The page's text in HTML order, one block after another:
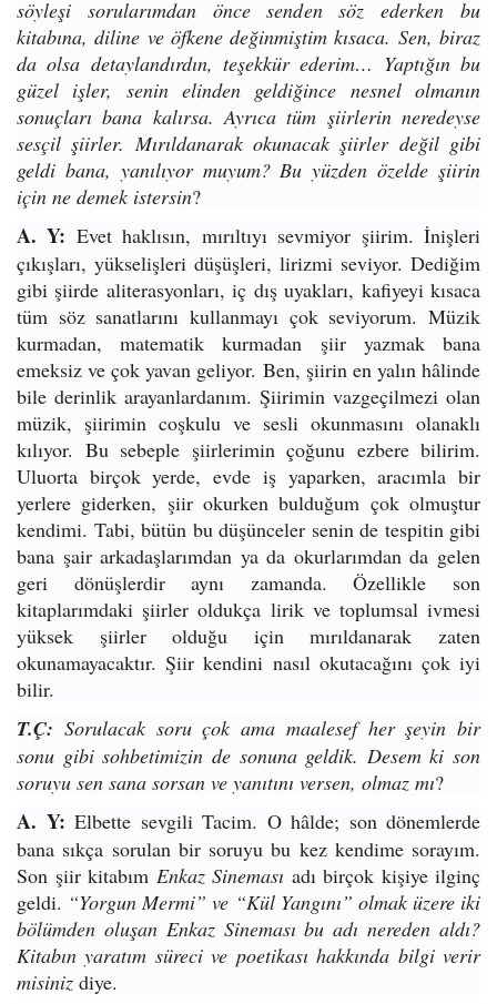
söyleşi sorularımdan önce senden söz ederken bu
kitabına, diline ve öfkene değinmiştim kısaca. Sen, biraz
da olsa detaylandırdın, teşekkür ederim… Yaptığın bu
güzel işler, senin elinden geldiğince nesnel olmanın
sonuçları bana kalırsa. Ayrıca tüm şiirlerin neredeyse
sesçil şiirler. Mırıldanarak okunacak şiirler değil gibi
geldi bana, yanılıyor muyum? Bu yüzden özelde şiirin
için ne demek istersin?
A. Y: Evet haklısın, mırıltıyı sevmiyor şiirim. İnişleri
çıkışları, yükselişleri düşüşleri, lirizmi seviyor. Dediğim
gibi şiirde aliterasyonları, iç dış uyakları, kafiyeyi kısaca
tüm söz sanatlarını kullanmayı çok seviyorum. Müzik
kurmadan, matematik kurmadan şiir yazmak bana
emeksiz ve çok yavan geliyor. Ben, şiirin en yalın hâlinde
bile derinlik arayanlardanım. Şiirimin vazgeçilmezi olan
müzik, şiirimin coşkulu ve sesli okunmasını olanaklı
kılıyor. Bu sebeple şiirlerimin çoğunu ezbere bilirim.
Uluorta birçok yerde, evde iş yaparken, aracımla bir
yerlere giderken, şiir okurken bulduğum çok olmuştur
kendimi. Tabi, bütün bu düşünceler senin de tespitin gibi
bana şair arkadaşlarımdan ya da okurlarımdan da gelen
geri dönüşlerdir aynı zamanda. Özellikle son
kitaplarımdaki şiirler oldukça lirik ve toplumsal ivmesi
yüksek şiirler olduğu için mırıldanarak zaten
okunamayacaktır. Şiir kendini nasıl okutacağını çok iyi
bilir.
T.Ç: Sorulacak soru çok ama maalesef her şeyin bir
sonu gibi sohbetimizin de sonuna geldik. Desem ki son
soruyu sen sana sorsan ve yanıtını versen, olmaz mı?
A. Y: Elbette sevgili Tacim. O hâlde; son dönemlerde
bana sıkça sorulan bir soruyu bu kez kendime sorayım.
Son şiir kitabım Enkaz Sineması adı birçok kişiye ilginç
geldi. “Yorgun Mermi” ve “Kül Yangını” olmak üzere iki
bölümden oluşan Enkaz Sineması bu adı nereden aldı?
Kitabın yaratım süreci ve poetikası hakkında bilgi verir
misiniz diye.